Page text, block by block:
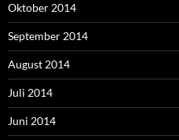
Oktober 2014
September 2014
August 2014
Juli 2014
Juni 2014